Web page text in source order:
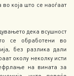
која што се наоѓаат
дека всушност
се обработени во
без разлика дали
околу неколку исти
на вината за